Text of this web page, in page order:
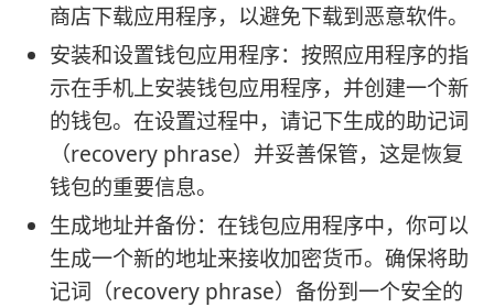
商店下载应用程序，以避免下载到恶意软件。
安装和设置钱包应用程序：按照应用程序的指
示在手机上安装钱包应用程序，并创建一个新
的钱包。在设置过程中，请记下生成的助记词
（recovery phrase）并妥善保管，这是恢复
钱包的重要信息。
生成地址并备份：在钱包应用程序中，你可以
生成一个新的地址来接收加密货币。确保将助
记词（recovery phrase）备份到一个安全的